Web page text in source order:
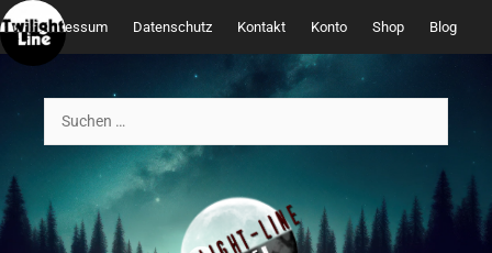
Zum
Inhalt
springen
Impressum Datenschutz Kontakt Konto Shop Blog
nach: